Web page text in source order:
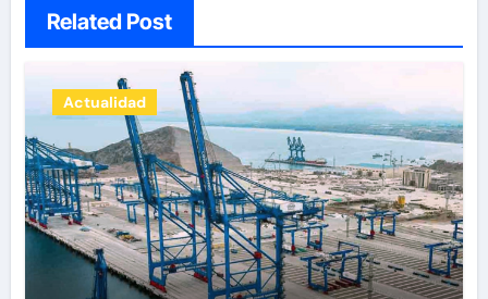
Related Post
Actualidad